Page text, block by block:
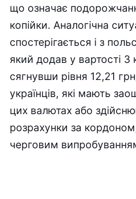
що означає
копійки. Аналогічна
спостерігається і з
який додав у вартості 3
сягнувши рівня 12,21
українців, які мають
цих валютах або
розрахунки за
черговим